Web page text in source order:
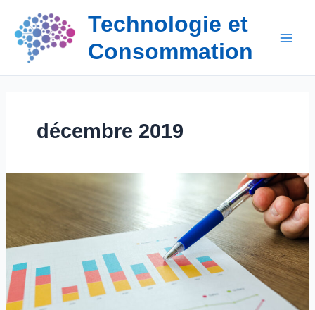
contenu
Technologie et
Consommation
décembre 2019